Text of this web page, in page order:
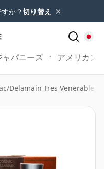
か？切り替え ×
ャパニーズ アメリカン
/Delamain Tres Venerable